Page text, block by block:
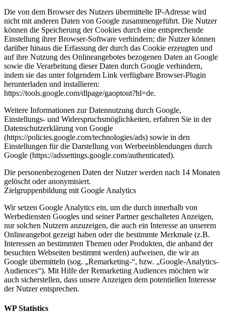
Die von dem Browser des Nutzers übermittelte IP-Adresse wird
nicht mit anderen Daten von Google zusammengeführt. Die Nutzer
können die Speicherung der Cookies durch eine entsprechende
Einstellung ihrer Browser-Software verhindern; die Nutzer können
darüber hinaus die Erfassung der durch das Cookie erzeugten und
auf ihre Nutzung des Onlineangebotes bezogenen Daten an Google
sowie die Verarbeitung dieser Daten durch Google verhindern,
indem sie das unter folgendem Link verfügbare Browser-Plugin
herunterladen und installieren:
https://tools.google.com/dlpage/gaoptout?hl=de.
Weitere Informationen zur Datennutzung durch Google,
Einstellungs- und Widerspruchsmöglichkeiten, erfahren Sie in der
Datenschutzerklärung von Google
(https://policies.google.com/technologies/ads) sowie in den
Einstellungen für die Darstellung von Werbeeinblendungen durch
Google (https://adssettings.google.com/authenticated).
Die personenbezogenen Daten der Nutzer werden nach 14 Monaten
gelöscht oder anonymisiert.
Zielgruppenbildung mit Google Analytics
Wir setzen Google Analytics ein, um die durch innerhalb von
Werbediensten Googles und seiner Partner geschalteten Anzeigen,
nur solchen Nutzern anzuzeigen, die auch ein Interesse an unserem
Onlineangebot gezeigt haben oder die bestimmte Merkmale (z.B.
Interessen an bestimmten Themen oder Produkten, die anhand der
besuchten Webseiten bestimmt werden) aufweisen, die wir an
Google übermitteln (sog. „Remarketing-“, bzw. „Google-Analytics-
Audiences“). Mit Hilfe der Remarketing Audiences möchten wir
auch sicherstellen, dass unsere Anzeigen dem potentiellen Interesse
der Nutzer entsprechen.
WP Statistics